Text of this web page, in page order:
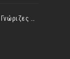
ημερολόγιο Διατροφής | Γνώριζες ότι, το πεπόνι περιέχει πολλές βιταμίνες;